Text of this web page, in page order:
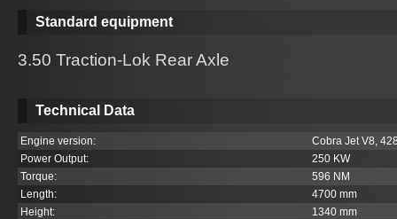
Standard equipment
3.50 Traction-Lok Rear Axle
Technical Data
Engine version:
Cobra Jet V8,
Power Output:
250 KW
Torque:
596 NM
Length:
4700 mm
Height:
1340 mm